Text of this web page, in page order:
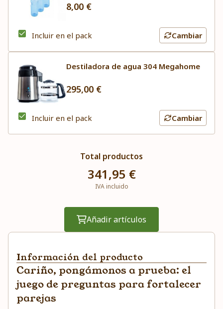
8,00 €
Incluir en el pack Cambiar
Destiladora de agua 304 Megahome
295,00 €
Incluir en el pack Cambiar
Total productos
341,95 €
IVA incluido
Añadir artículos
Información del producto
Cariño, pongámonos a prueba: el
juego de preguntas para fortalecer
parejas